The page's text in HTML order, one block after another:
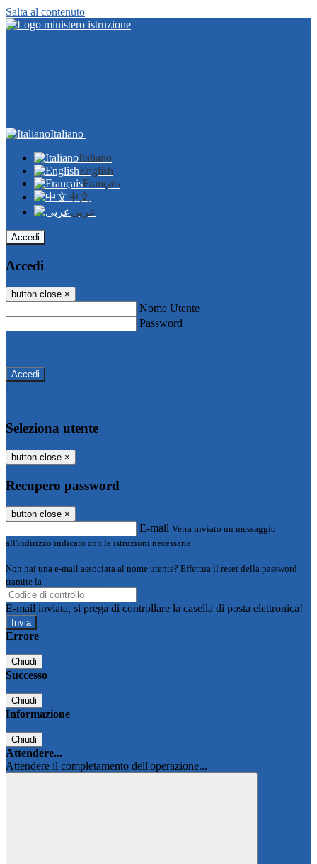
Salta al contenuto
Italiano
Italiano
English
Français
中文
عربى
Accedi
Accedi
button close ×
Nome Utente
Password
-
Seleziona utente
button close ×
Recupero password
button close ×
E-mail Verrà inviato un messaggio
all'indirizzo indicato con le istruzioni necessarie.
Non hai una e-mail associata al nome utente? Effettua il reset della password
tramite la
E-mail inviata, si prega di controllare la casella di posta elettronica!
Errore
Chiudi
Successo
Chiudi
Informazione
Chiudi
Attendere...
Attendere il completamento dell'operazione...